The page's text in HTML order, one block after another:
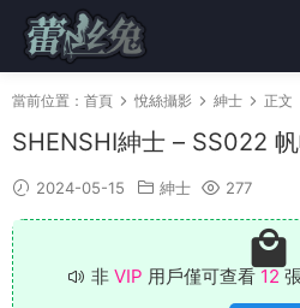
當前位置： 首頁 悅絲攝影 紳士 正文
SHENSHI紳士 – SS022
2024-05-15 紳士 277
非 VIP 用戶僅可查看 12